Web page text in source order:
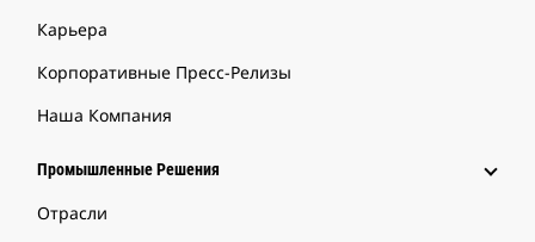
Карьера
Корпоративные Пресс-Релизы
Наша Компания
Промышленные Решения
Отрасли